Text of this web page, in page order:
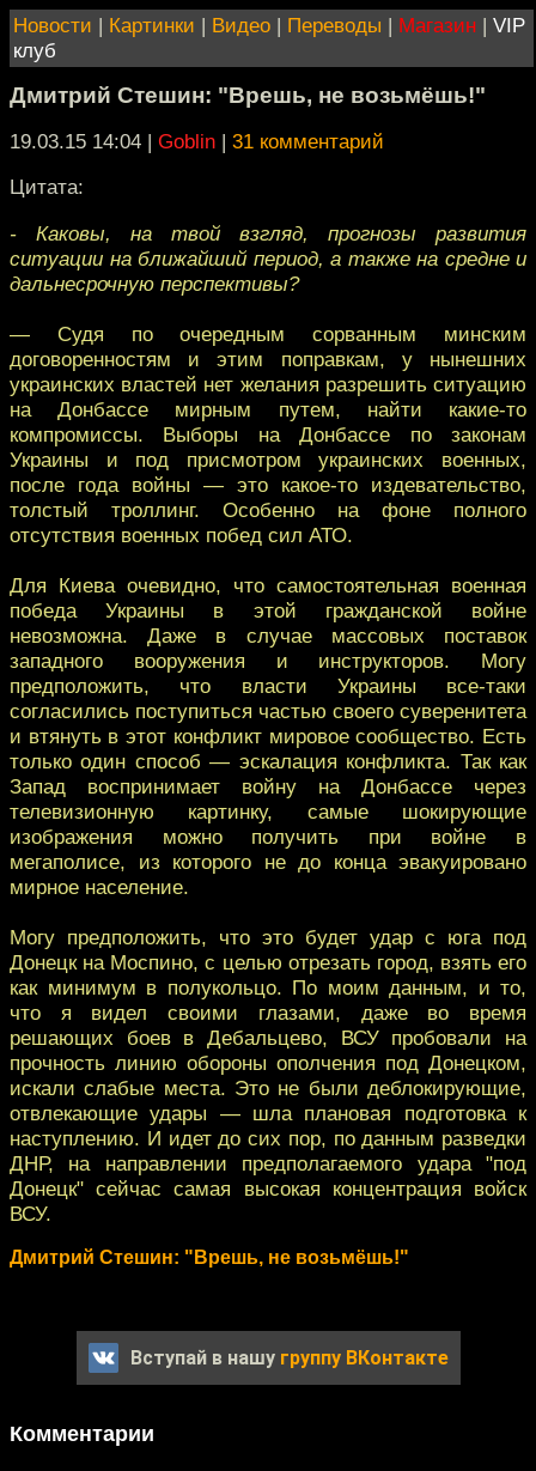
Новости | Картинки | Видео | Переводы | Магазин | VIP
клуб
Дмитрий Стешин: "Врешь, не возьмёшь!"
19.03.15 14:04 | Goblin | 31 комментарий
Цитата:
- Каковы, на твой взгляд, прогнозы развития
ситуации на ближайший период, а также на средне и
дальнесрочную перспективы?
— Судя по очередным сорванным минским
договоренностям и этим поправкам, у нынешних
украинских властей нет желания разрешить ситуацию
на Донбассе мирным путем, найти какие-то
компромиссы. Выборы на Донбассе по законам
Украины и под присмотром украинских военных,
после года войны — это какое-то издевательство,
толстый троллинг. Особенно на фоне полного
отсутствия военных побед сил АТО.
Для Киева очевидно, что самостоятельная военная
победа Украины в этой гражданской войне
невозможна. Даже в случае массовых поставок
западного вооружения и инструкторов. Могу
предположить, что власти Украины все-таки
согласились поступиться частью своего суверенитета
и втянуть в этот конфликт мировое сообщество. Есть
только один способ — эскалация конфликта. Так как
Запад воспринимает войну на Донбассе через
телевизионную картинку, самые шокирующие
изображения можно получить при войне в
мегаполисе, из которого не до конца эвакуировано
мирное население.
Могу предположить, что это будет удар с юга под
Донецк на Моспино, с целью отрезать город, взять его
как минимум в полукольцо. По моим данным, и то,
что я видел своими глазами, даже во время
решающих боев в Дебальцево, ВСУ пробовали на
прочность линию обороны ополчения под Донецком,
искали слабые места. Это не были деблокирующие,
отвлекающие удары — шла плановая подготовка к
наступлению. И идет до сих пор, по данным разведки
ДНР, на направлении предполагаемого удара "под
Донецк" сейчас самая высокая концентрация войск
ВСУ.
Дмитрий Стешин: "Врешь, не возьмёшь!"
Вступай в нашу группу ВКонтакте
Комментарии